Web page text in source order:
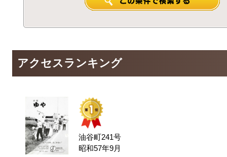
アクセスランキング
油谷町241号
昭和57年9月